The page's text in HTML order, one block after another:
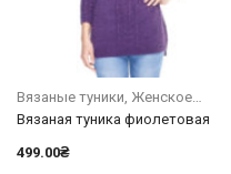
Вязаные туники Женское
Вязаная туника фиолетовая
499.00₴